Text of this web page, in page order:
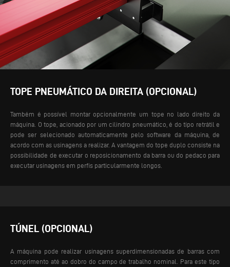
TOPE PNEUMÁTICO DA DIREITA (OPCIONAL)
Também é possível montar opcionalmente um tope no lado direito da
máquina. O tope, acionado por um cilindro pneumático, é do tipo retrátil e
pode ser selecionado automaticamente pelo software da máquina, de
acordo com as usinagens a realizar. A vantagem do tope duplo consiste na
possibilidade de executar o reposicionamento da barra ou do pedaço para
executar usinagens em perfis particularmente longos.
TÚNEL (OPCIONAL)
A máquina pode realizar usinagens superdimensionadas de barras com
comprimento até ao dobro do campo de trabalho nominal. Para este tipo